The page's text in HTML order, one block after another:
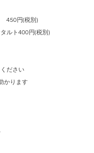
450円(税別)
ルト400円(税別)
ださい
かります